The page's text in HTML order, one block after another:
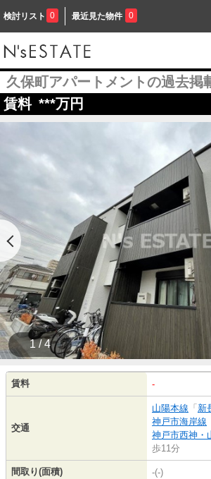
検討リスト 0 最近見た物件 0
久保町アパートメントの過去掲
賃料 ***万円
1 / 4
賃料 -
交通
山陽本線 「 新
神戸市海岸線
神戸市西神・
歩11分
間取り(面積) -(-)